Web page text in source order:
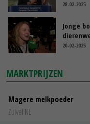
28-02-2025
Jonge
20-02-2025
MARKTPRIJZEN
Magere melkpoeder
Zuivel NL